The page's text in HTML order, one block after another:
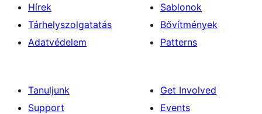
Hírek
Tárhelyszolgatatás
Adatvédelem
Sablonok
Bővítmények
Patterns
Tanuljunk
Support
Get Involved
Events